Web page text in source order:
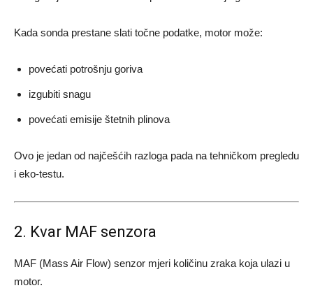
Kada sonda prestane slati točne podatke, motor može:
povećati potrošnju goriva
izgubiti snagu
povećati emisije štetnih plinova
Ovo je jedan od najčešćih razloga pada na tehničkom pregledu
i eko-testu.
2. Kvar MAF senzora
MAF (Mass Air Flow) senzor mjeri količinu zraka koja ulazi u
motor.